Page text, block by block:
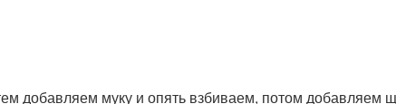
добавляем муку и опять взбиваем, потом добавляем